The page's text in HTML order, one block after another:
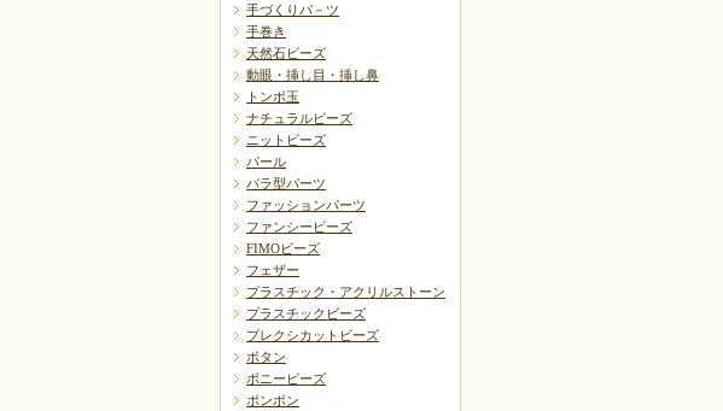
手づくりパ－ツ
手巻き
天然石ビーズ
動眼・挿し目・挿し鼻
トンボ玉
ナチュラルビーズ
ニットビーズ
パール
バラ型パーツ
ファッションパーツ
ファンシービーズ
FIMOビーズ
フェザー
プラスチック・アクリルストーン
プラスチックビーズ
プレクシカットビーズ
ボタン
ポニービーズ
ポンポン